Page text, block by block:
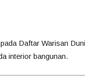
Daftar Warisan
interior bangunan.